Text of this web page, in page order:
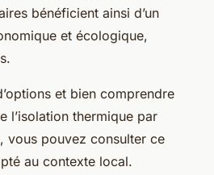
bénéficient ainsi d’un
et écologique,
et bien comprendre
l’isolation thermique par
vous pouvez consulter ce
au contexte local.